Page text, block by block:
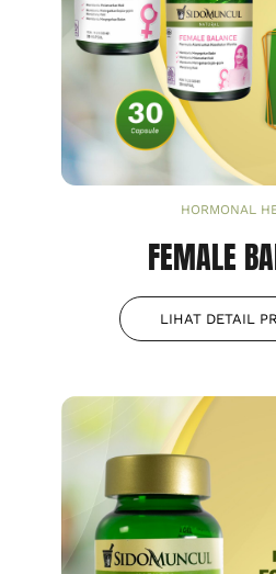
HORMONAL
FEMALE
LIHAT DETAIL